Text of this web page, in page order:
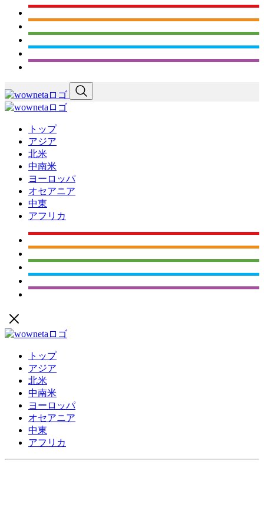
トップ
アジア
北米
中南米
ヨーロッパ
オセアニア
中東
アフリカ
トップ
アジア
北米
中南米
ヨーロッパ
オセアニア
中東
アフリカ